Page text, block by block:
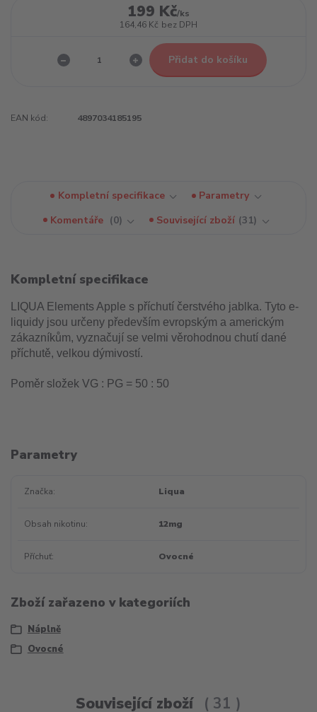
199 Kč/ks
164,46 Kč bez DPH
Přidat do košíku
EAN kód: 4897034185195
Kompletní specifikace
Parametry
Komentáře
0 Související zboží 31
Kompletní specifikace
LIQUA Elements Apple s příchutí čerstvého jablka. Tyto e-
liquidy jsou určeny především evropským a americkým
zákazníkům, vyznačují se velmi věrohodnou chutí dané
příchutě, velkou dýmivostí.
Poměr složek VG : PG = 50 : 50
Parametry
Značka Liqua
Obsah nikotinu 12mg
Příchuť Ovocné
Zboží zařazeno v kategoriích
Náplně
Ovocné
Související zboží 31